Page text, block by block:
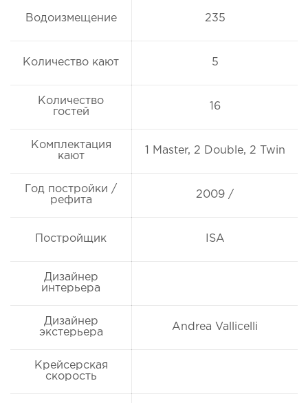
Водоизмещение 235
Количество кают 5
Количество
гостей
16
Комплектация
кают
1 Master, 2 Double, 2 Twin
Год постройки /
рефита
2009 /
Постройщик ISA
Дизайнер
интерьера
Дизайнер
экстерьера
Andrea Vallicelli
Крейсерская
скорость